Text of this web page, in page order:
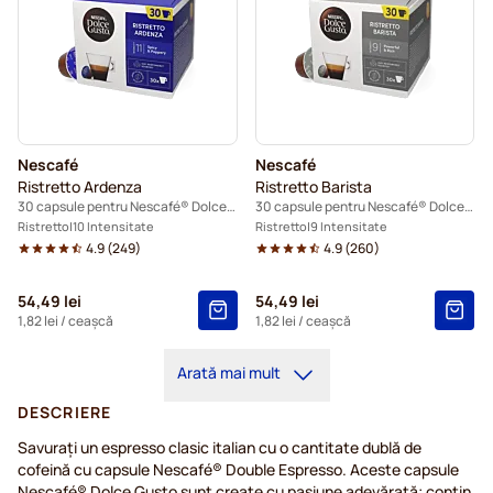
Nescafé
Ristretto Ardenza
30 capsule pentru Nescafé® Dolce Gusto
Ristretto 10 Intensitate
4.9(249)
54,49 lei
1,82 lei / ceașcă
Nescafé
Ristretto Barista
30 capsule pentru Nescafé® Dolce Gusto
Ristretto 9 Intensitate
4.9(260)
54,49 lei
1,82 lei / ceașcă
Arată mai mult
DESCRIERE
Savurați un espresso clasic italian cu o cantitate dublă de
cofeină cu capsule Nescafé® Double Espresso. Aceste capsule